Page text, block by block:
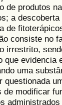
de produtos
a
de
consiste no
irrestrito,
que evidencia
uma
questionada
de modificar